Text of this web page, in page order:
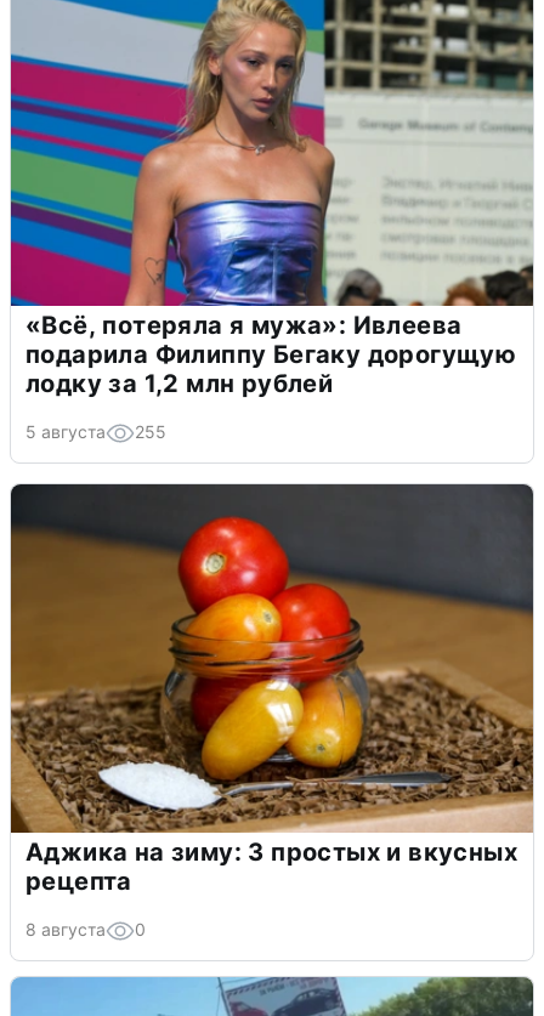
«Всё, потеряла я мужа»: Ивлеева
подарила Филиппу Бегаку дорогущую
лодку за 1,2 млн рублей
5 августа 255
Аджика на зиму: 3 простых и вкусных
рецепта
8 августа 0